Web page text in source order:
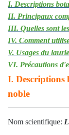
I. Descriptions
II. Principaux
III. Quelles sont
IV. Comment
V. Usages du
VI. Précautions
I.
noble
Nom scientifique: